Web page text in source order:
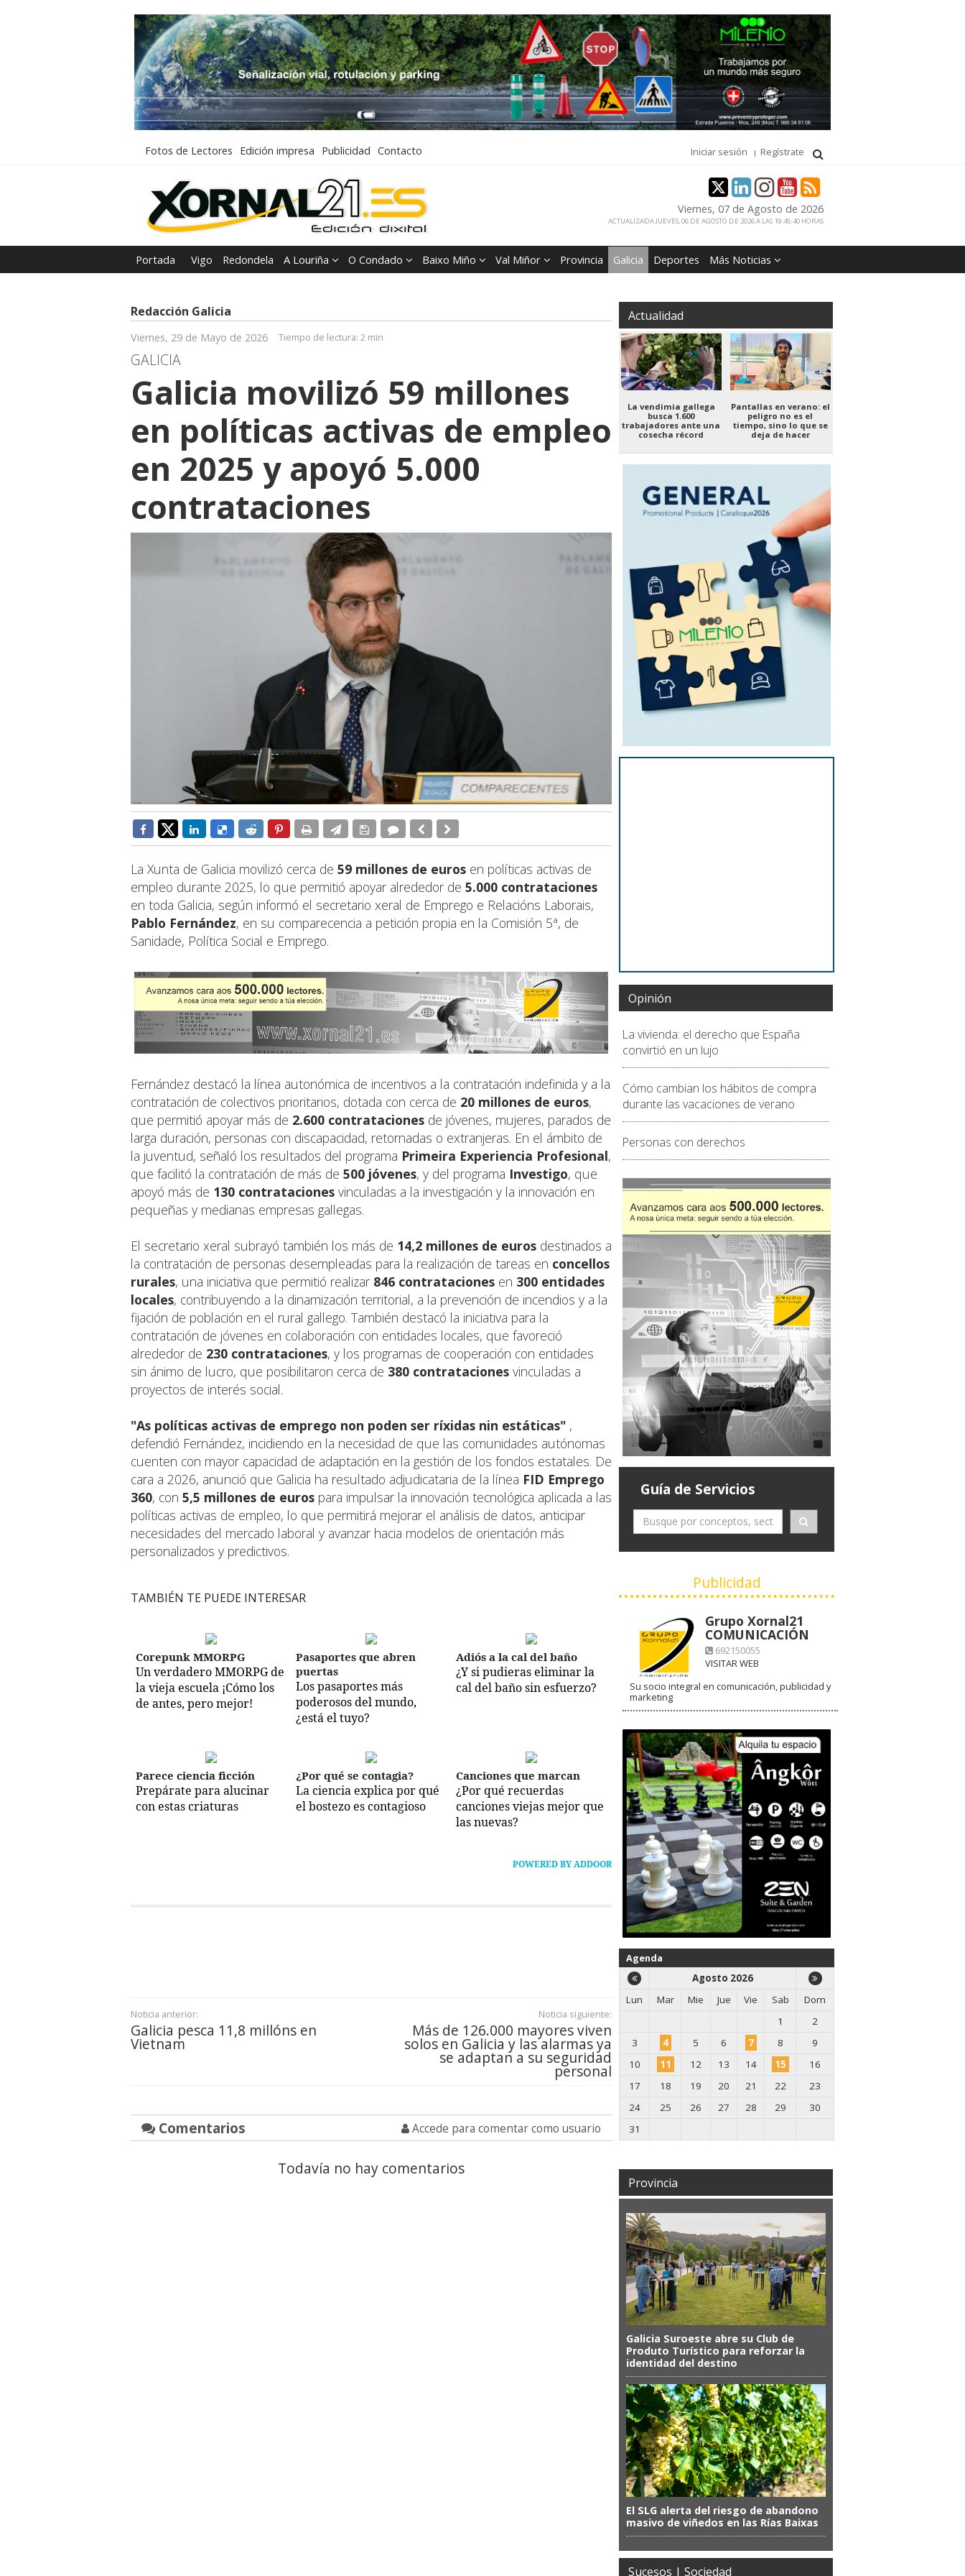
Fotos de Lectores Edición impresa Publicidad Contacto Iniciar sesión Regístrate
Viernes, 07 de Agosto de 2026
ACTUALIZADA JUEVES, 06 DE AGOSTO DE 2026 A LAS 19:45:40 HORAS
Portada Vigo Redondela A Louriña O Condado Baixo Miño Val Miñor Provincia Galicia Deportes Más Noticias
Redacción Galicia
Viernes, 29 de Mayo de 2026 Tiempo de lectura: 2 min
GALICIA
Galicia movilizó 59 millones
en políticas activas de empleo
en 2025 y apoyó 5.000
contrataciones
La Xunta de Galicia movilizó cerca de 59 millones de euros en políticas activas de
empleo durante 2025, lo que permitió apoyar alrededor de 5.000 contrataciones
en toda Galicia, según informó el secretario xeral de Emprego e Relacións Laborais,
Pablo Fernández, en su comparecencia a petición propia en la Comisión 5ª, de
Sanidade, Política Social e Emprego.
Fernández destacó la línea autonómica de incentivos a la contratación indefinida y a la
contratación de colectivos prioritarios, dotada con cerca de 20 millones de euros,
que permitió apoyar más de 2.600 contrataciones de jóvenes, mujeres, parados de
larga duración, personas con discapacidad, retornadas o extranjeras. En el ámbito de
la juventud, señaló los resultados del programa Primeira Experiencia Profesional,
que facilitó la contratación de más de 500 jóvenes, y del programa Investigo, que
apoyó más de 130 contrataciones vinculadas a la investigación y la innovación en
pequeñas y medianas empresas gallegas.
El secretario xeral subrayó también los más de 14,2 millones de euros destinados a
la contratación de personas desempleadas para la realización de tareas en concellos
rurales, una iniciativa que permitió realizar 846 contrataciones en 300 entidades
locales, contribuyendo a la dinamización territorial, a la prevención de incendios y a la
fijación de población en el rural gallego. También destacó la iniciativa para la
contratación de jóvenes en colaboración con entidades locales, que favoreció
alrededor de 230 contrataciones, y los programas de cooperación con entidades
sin ánimo de lucro, que posibilitaron cerca de 380 contrataciones vinculadas a
proyectos de interés social.
"As políticas activas de emprego non poden ser ríxidas nin estáticas" ,
defendió Fernández, incidiendo en la necesidad de que las comunidades autónomas
cuenten con mayor capacidad de adaptación en la gestión de los fondos estatales. De
cara a 2026, anunció que Galicia ha resultado adjudicataria de la línea FID Emprego
360, con 5,5 millones de euros para impulsar la innovación tecnológica aplicada a las
políticas activas de empleo, lo que permitirá mejorar el análisis de datos, anticipar
necesidades del mercado laboral y avanzar hacia modelos de orientación más
personalizados y predictivos.
TAMBIÉN TE PUEDE INTERESAR
Corepunk MMORPG
Un verdadero MMORPG de
la vieja escuela ¡Cómo los
de antes, pero mejor!
Pasaportes que abren
puertas
Los pasaportes más
poderosos del mundo,
¿está el tuyo?
Adiós a la cal del baño
¿Y si pudieras eliminar la
cal del baño sin esfuerzo?
Parece ciencia ficción
Prepárate para alucinar
con estas criaturas
¿Por qué se contagia?
La ciencia explica por qué
el bostezo es contagioso
Canciones que marcan
¿Por qué recuerdas
canciones viejas mejor que
las nuevas?
POWERED BY ADDOOR
Noticia anterior:
Galicia pesca 11,8 millóns en
Vietnam
Noticia siguiente:
Más de 126.000 mayores viven
solos en Galicia y las alarmas ya
se adaptan a su seguridad
personal
Comentarios Accede para comentar como usuario
Todavía no hay comentarios
Actualidad
La vendimia gallega
busca 1.600
trabajadores ante una
cosecha récord
Pantallas en verano: el
peligro no es el
tiempo, sino lo que se
deja de hacer
Opinión
La vivienda: el derecho que España
convirtió en un lujo
Cómo cambian los hábitos de compra
durante las vacaciones de verano
Personas con derechos
Guía de Servicios
Publicidad
Grupo Xornal21
COMUNICACIÓN
692150055
VISITAR WEB
Su socio integral en comunicación, publicidad y
marketing
Agenda
Agosto 2026
Lun
Mar Mie Jue Vie Sab
Dom
1
2
3
4 5 6 7 8
9
10
11 12 13 14 15
16
17
18 19 20 21 22
23
24
25 26 27 28 29
30
31
Provincia
Galicia Suroeste abre su Club de
Produto Turístico para reforzar la
identidad del destino
El SLG alerta del riesgo de abandono
masivo de viñedos en las Rías Baixas
Sucesos | Sociedad